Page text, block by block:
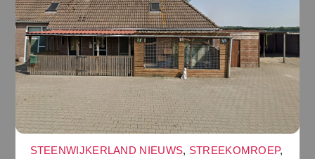
STEENWIJKERLAND NIEUWS, STREEKOMROEP,